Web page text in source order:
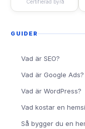
Certifierad byrå
GUIDER
Vad är SEO?
Vad är Google Ads?
Vad är WordPress?
Vad kostar en
Så bygger du en